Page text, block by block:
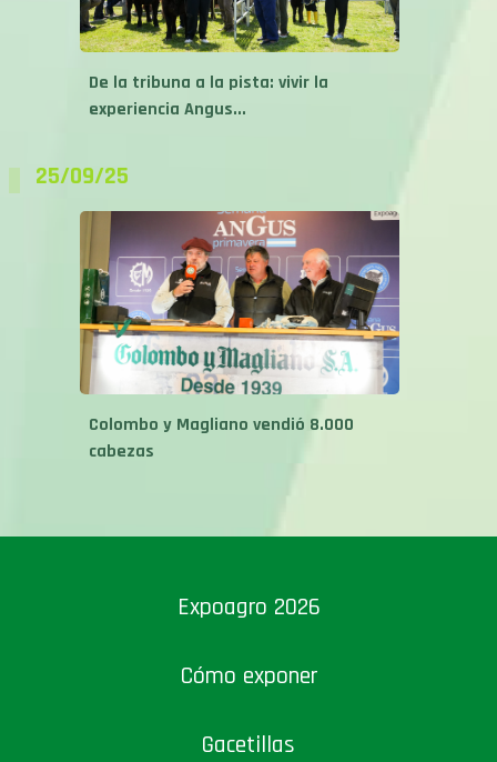
De la tribuna a la pista: vivir la
experiencia Angus...
25/09/25
Colombo y Magliano vendió 8.000
cabezas
Expoagro 2026
Cómo exponer
Gacetillas